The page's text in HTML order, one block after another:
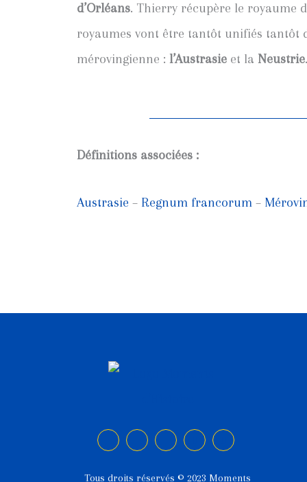
d’Orléans. Thierry récupère le royaume
royaumes vont être tantôt unifiés tantôt
mérovingienne : l’Austrasie et la Neustrie.
Définitions associées :
Austrasie – Regnum francorum –
Tous droits réservés © 2023 Moments